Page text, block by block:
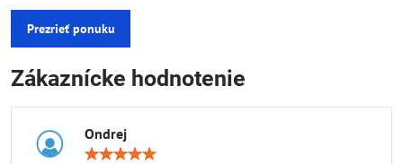
Prezrieť ponuku
Zákaznícke hodnotenie
Ondrej